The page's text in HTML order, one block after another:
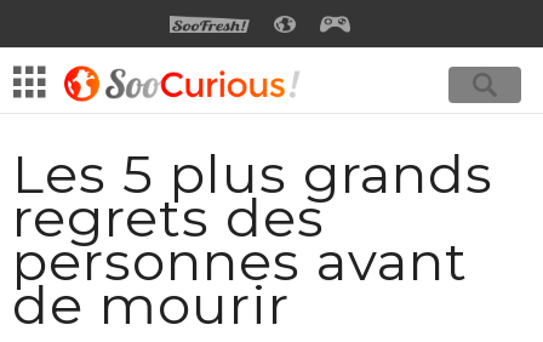
SOOFRESHSOOCURIOUS
Les 5 plus grands
regrets des
personnes avant
de mourir